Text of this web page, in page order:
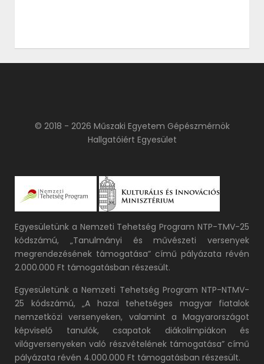
© 2018 - 2026 Műszaki Egyetem Gépészmérnök
Hallgatóiért Egyesület
Egyesületünk a Nemzeti Tehetség Program NTP-TMV-25
kódszámú, „Tanulmányi és művészeti versenyek
megrendezésének támogatása” című pályázata révén
2.000.000 Ft támogatásban részesült.
Egyesületünk a Nemzeti Tehetség Program NTP-NTMV-
25 kódszámú, „A hazai tehetséges magyar fiatalok
nemzetközi versenyeken, valamint a Magyarországot
képviselő tanulók, csapatok diákolimpiákon és
világversenyeken való részvételének támogatása” című
pályázata révén 4.000.000 Ft támogatásban részesült.